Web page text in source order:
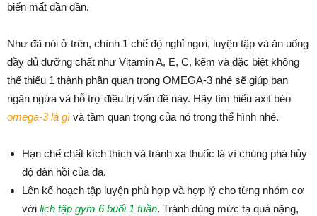
biến mất dần dần.
Như đã nói ở trên, chính 1 chế độ nghỉ ngơi, luyện tập và ăn uống
đầy đủ dưỡng chất như Vitamin A, E, C, kẽm và đặc biệt không
thể thiếu 1 thành phần quan trọng OMEGA-3 nhé sẽ giúp bạn
ngăn ngừa và hỗ trợ điều trị vấn đề này. Hãy tìm hiểu axit béo
omega-3 là gì và tầm quan trọng của nó trong thể hình nhé.
Hạn chế chất kích thích và tránh xa thuốc lá vì chúng phá hủy
độ đàn hồi của da.
Lên kế hoạch tập luyện phù hợp và hợp lý cho từng nhóm cơ
với lịch tập gym 6 buổi 1 tuần. Tránh dùng mức tạ quá nặng,